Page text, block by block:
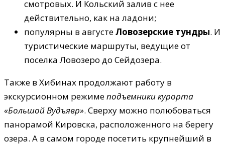
смотровых. И Кольский залив с нее
действительно, как на ладони;
популярны в августеЛовозерские тундры. И
туристические маршруты, ведущие от
поселка Ловозеро до Сейдозера.
Также в Хибинах продолжают работу в
экскурсионном режимеподъемники курорта
«Большой Вудъявр». Сверху можно полюбоваться
панорамой Кировска, расположенного на берегу
озера. А в самом городе посетить крупнейший в